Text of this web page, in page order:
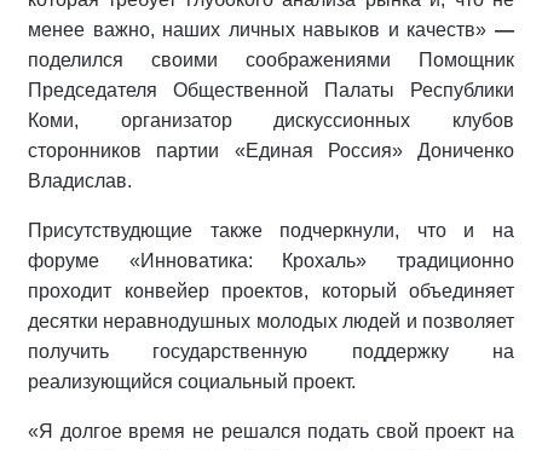
менее важно, наших личных навыков и качеств» —
поделился своими соображениями Помощник
Председателя Общественной Палаты Республики
Коми, организатор дискуссионных клубов
сторонников партии «Единая Россия» Дониченко
Владислав.
Присутствудющие также подчеркнули, что и на
форуме «Инноватика: Крохаль» традиционно
проходит конвейер проектов, который объединяет
десятки неравнодушных молодых людей и позволяет
получить государственную поддержку на
реализующийся социальный проект.
«Я долгое время не решался подать свой проект на